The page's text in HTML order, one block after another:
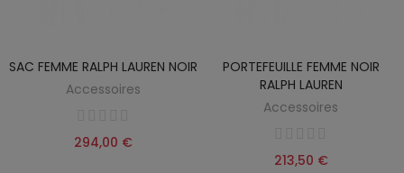
SAC FEMME RALPH LAUREN NOIR
Accessoires
294,00 €
PORTEFEUILLE FEMME NOIR
RALPH LAUREN
Accessoires
213,50 €